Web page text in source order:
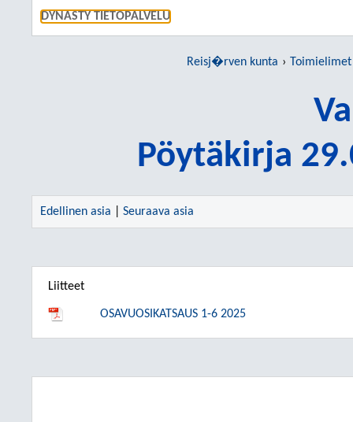
DYNASTY TIETOPALVELU
Reisj�rven kunta Toimielimet
Pöytäkirja
Edellinen asia Seuraava asia
Liitteet
OSAVUOSIKATSAUS 1-6 2025